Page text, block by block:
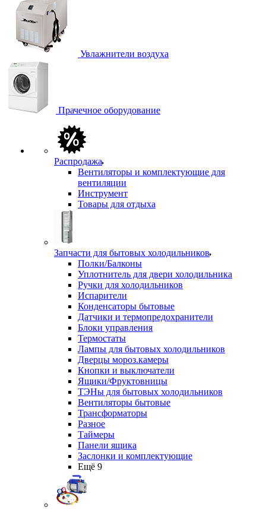
Увлажнители воздуха
Прачечное оборудование
Распродажа
Вентиляторы и комплектующие для
вентиляции
Инструмент
Товары для отдыха
Запчасти для бытовых холодильников
Полки/Балконы
Уплотнитель для двери холодильника
Ручки для холодильников
Испарители
Конденсаторы бытовые
Датчики и термопредохранители
Блоки управления
Термостаты
Лампы для бытовых холодильников
Дверцы мороз.камеры
Кнопки и выключатели
Ящики/Фруктовницы
ТЭНы для бытовых холодильников
Вентиляторы бытовые
Трансформаторы
Разное
Таймеры
Панели ящика
Заслонки и комплектующие
Ещё 9